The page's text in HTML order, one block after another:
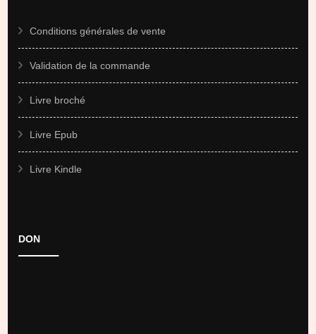
Conditions générales de vente
Validation de la commande
Livre broché
Livre Epub
Livre Kindle
DON